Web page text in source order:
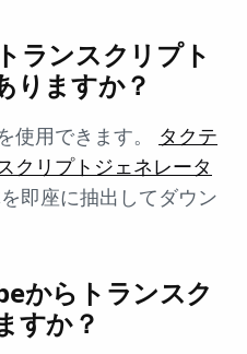
ランスクリプト
りますか？
使用できます。 タクテ
クリプトジェネレータ
即座に抽出してダウン
からトランスク
すか？